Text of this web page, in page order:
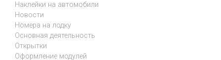
Наклейки на автомобили
Новости
Номера на лодку
Основная деятельность
Открытки
Оформление модулей